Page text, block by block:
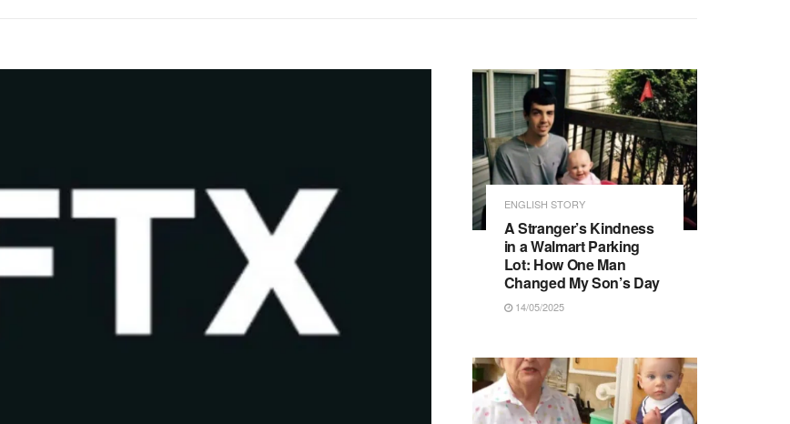
ENGLISH STORY
A Stranger’s Kindness
in a Walmart Parking
Lot: How One Man
Changed My Son’s Day
14/05/2025